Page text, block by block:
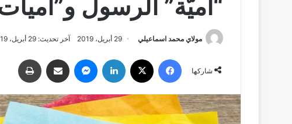
“أميَّة” الرسول
مولاي محمد اسماعيلي 29 أبريل، 2019 آخر تحديث: 29 أبريل، 2019
شاركها
فيسبوك لينكدإن ماسنجر مشاركة عبر البريد